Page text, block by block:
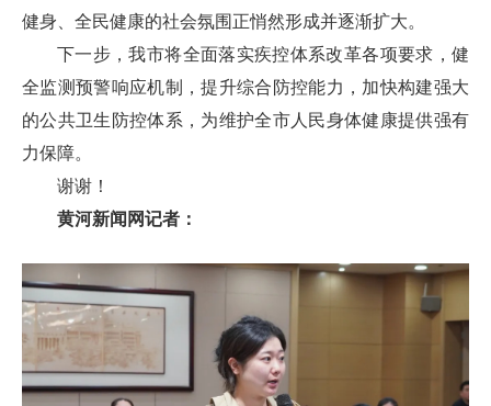
健身、全民健康的社会氛围正悄然形成并逐渐扩大。
下一步，我市将全面落实疾控体系改革各项要求，健
全监测预警响应机制，提升综合防控能力，加快构建强大
的公共卫生防控体系，为维护全市人民身体健康提供强有
力保障。
谢谢！
黄河新闻网记者：